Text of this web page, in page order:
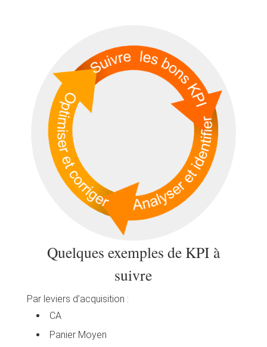
Quelques exemples de KPI à
suivre
Par leviers d’acquisition :
CA
Panier Moyen